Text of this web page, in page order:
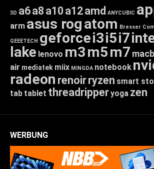
3D a6a8 a10 a12amd ANYCUBIC
arm asus rogatom Bresser
GEEETECH geforcei3i5i7
lake lenovo m3m5m7
air mediatek miix MINGDA notebook
radeon renoirryzen smart
tab tablet threadripperyoga zen
WERBUNG